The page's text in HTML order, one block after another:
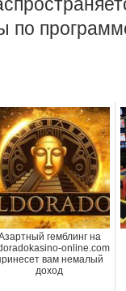
по
гемблинг на
online.com
вам немалый
доход